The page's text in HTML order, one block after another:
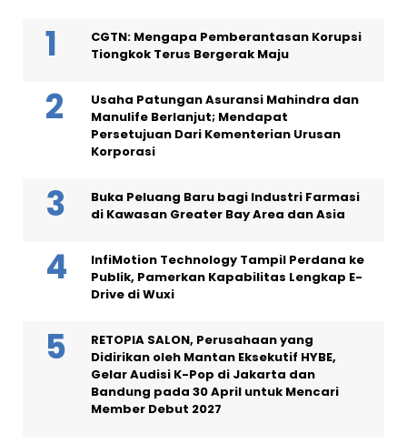
CGTN: Mengapa Pemberantasan Korupsi
Tiongkok Terus Bergerak Maju
Usaha Patungan Asuransi Mahindra dan
Manulife Berlanjut; Mendapat
Persetujuan Dari Kementerian Urusan
Korporasi
Buka Peluang Baru bagi Industri Farmasi
di Kawasan Greater Bay Area dan Asia
InfiMotion Technology Tampil Perdana ke
Publik, Pamerkan Kapabilitas Lengkap E-
Drive di Wuxi
RETOPIA SALON, Perusahaan yang
Didirikan oleh Mantan Eksekutif HYBE,
Gelar Audisi K-Pop di Jakarta dan
Bandung pada 30 April untuk Mencari
Member Debut 2027